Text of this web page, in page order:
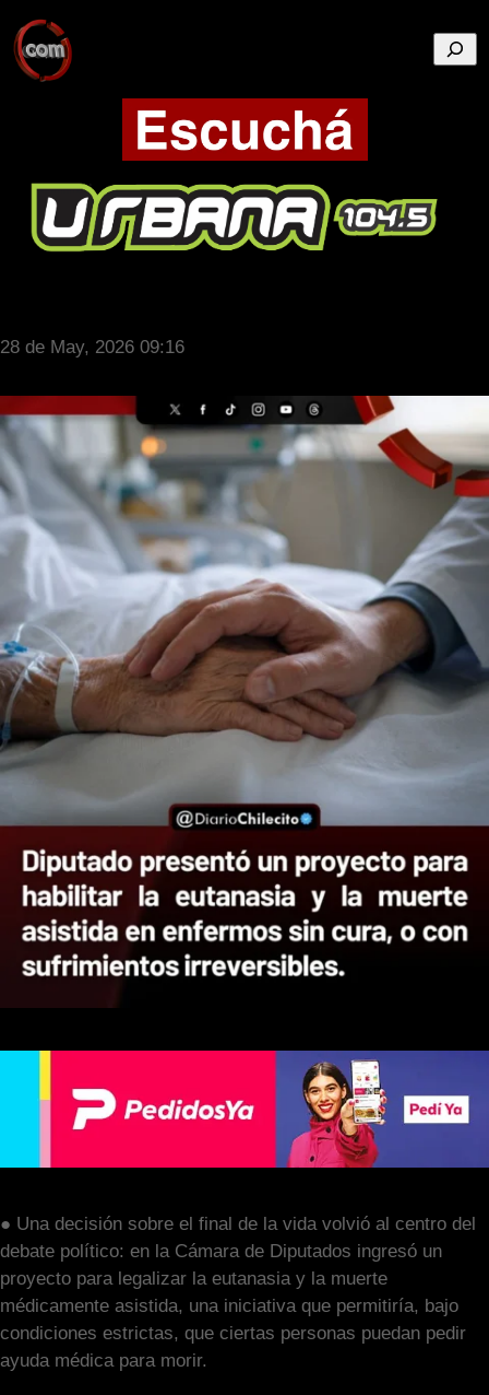
28 de May, 2026 09:16
● Una decisión sobre el final de la vida volvió al centro del
debate político: en la Cámara de Diputados ingresó un
proyecto para legalizar la eutanasia y la muerte
médicamente asistida, una iniciativa que permitiría, bajo
condiciones estrictas, que ciertas personas puedan pedir
ayuda médica para morir.